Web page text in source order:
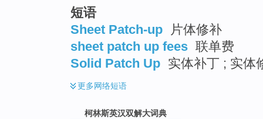
短语
Sheet Patch-up
片体修补
sheet patch up fees 联单费
Solid Patch Up 实体补丁 ; 实体
更多网络短语
柯林斯英汉双解大词典